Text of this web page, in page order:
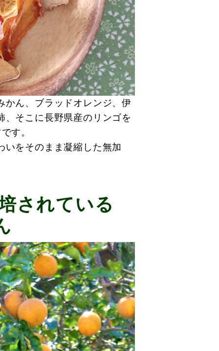
かん、ブラッドオレンジ、伊
、そこに長野県産のリンゴを
す。
いをそのまま凝縮した無加
されている